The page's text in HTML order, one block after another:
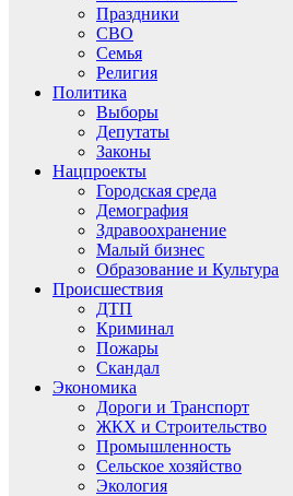
Праздники
СВО
Семья
Религия
Политика
Выборы
Депутаты
Законы
Нацпроекты
Городская среда
Демография
Здравоохранение
Малый бизнес
Образование и Культура
Происшествия
ДТП
Криминал
Пожары
Скандал
Экономика
Дороги и Транспорт
ЖКХ и Строительство
Промышленность
Сельское хозяйство
Экология